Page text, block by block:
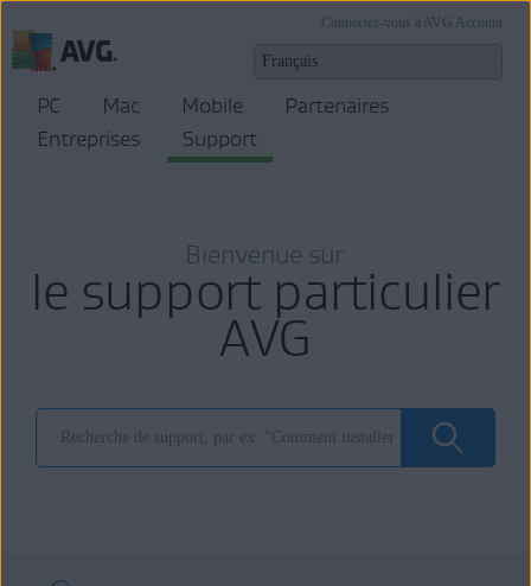
Connectez-vous à AVG Account
PC Mac Mobile
Partenaires
Entreprises
Support
Bienvenue sur
le support particulier
AVG